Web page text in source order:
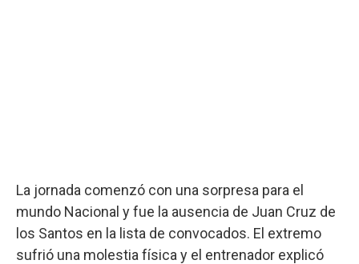
La jornada comenzó con una sorpresa para el
mundo Nacional y fue la ausencia de Juan Cruz de
los Santos en la lista de convocados. El extremo
sufrió una molestia física y el entrenador explicó